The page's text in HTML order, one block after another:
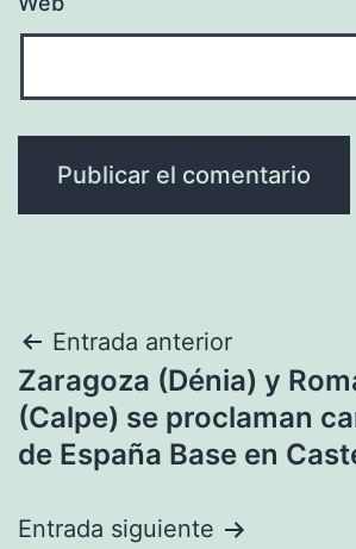
Navegación
de
entradas
Entrada anterior
Zaragoza (Dénia) y
(Calpe) se proclaman
de España Base en
Entrada siguiente